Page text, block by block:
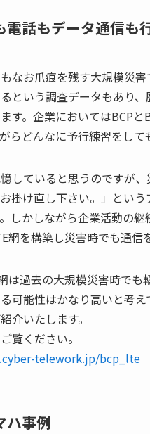
電話もデータ通信も
なお爪痕を残す大規模災
という調査データもあり
す。企業においてはBCP
らどんなに予行練習をし
していると思うのですが
掛け直し下さい。」とい
しかしながら企業活動の
網を構築し災害時でも通信
は過去の大規模災害時で
可能性はかなり高いと考
介いたします。
覧ください。
telework.jp/bcp_lte
ハ事例